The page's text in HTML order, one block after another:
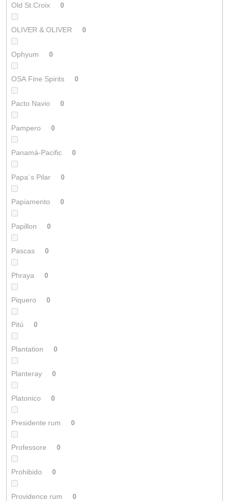
Old St.Croix 0
OLIVER & OLIVER 0
Ophyum 0
OSA Fine Spirits 0
Pacto Navio 0
Pampero 0
Panamá-Pacific 0
Papa´s Pilar 0
Papiamento 0
Papillon 0
Pascas 0
Phraya 0
Piquero 0
Pitú 0
Plantation 0
Planteray 0
Platonico 0
Presidente rum 0
Professore 0
Prohibido 0
Providence rum 0